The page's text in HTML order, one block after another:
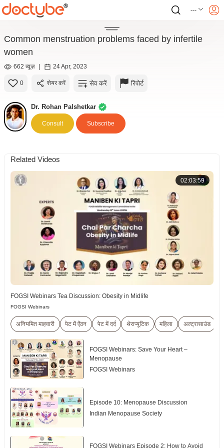
---
Common menstruation problems faced by infertile
women
662 व्यूज़ | 24 Apr, 2023
0 शेयर करें सेव करें रिपोर्ट
Dr. Rohan Palshetkar
Consult Subscribe
Related Videos
02:03:59
FOGSI Webinars Tea Discussion: Obesity in Midlife
FOGSI Webinars
अनियमित माहवारी पेट में ऐंठन पेट में दर्द थेराप्यूटिक महिला अल्ट्रासाउंड
FOGSI Webinars: Save Your Heart –
Menopause
FOGSI Webinars
Episode 10: Menopause Discussion
Indian Menopause Society
FOGSI Webinars Episode 2: How to Avoid